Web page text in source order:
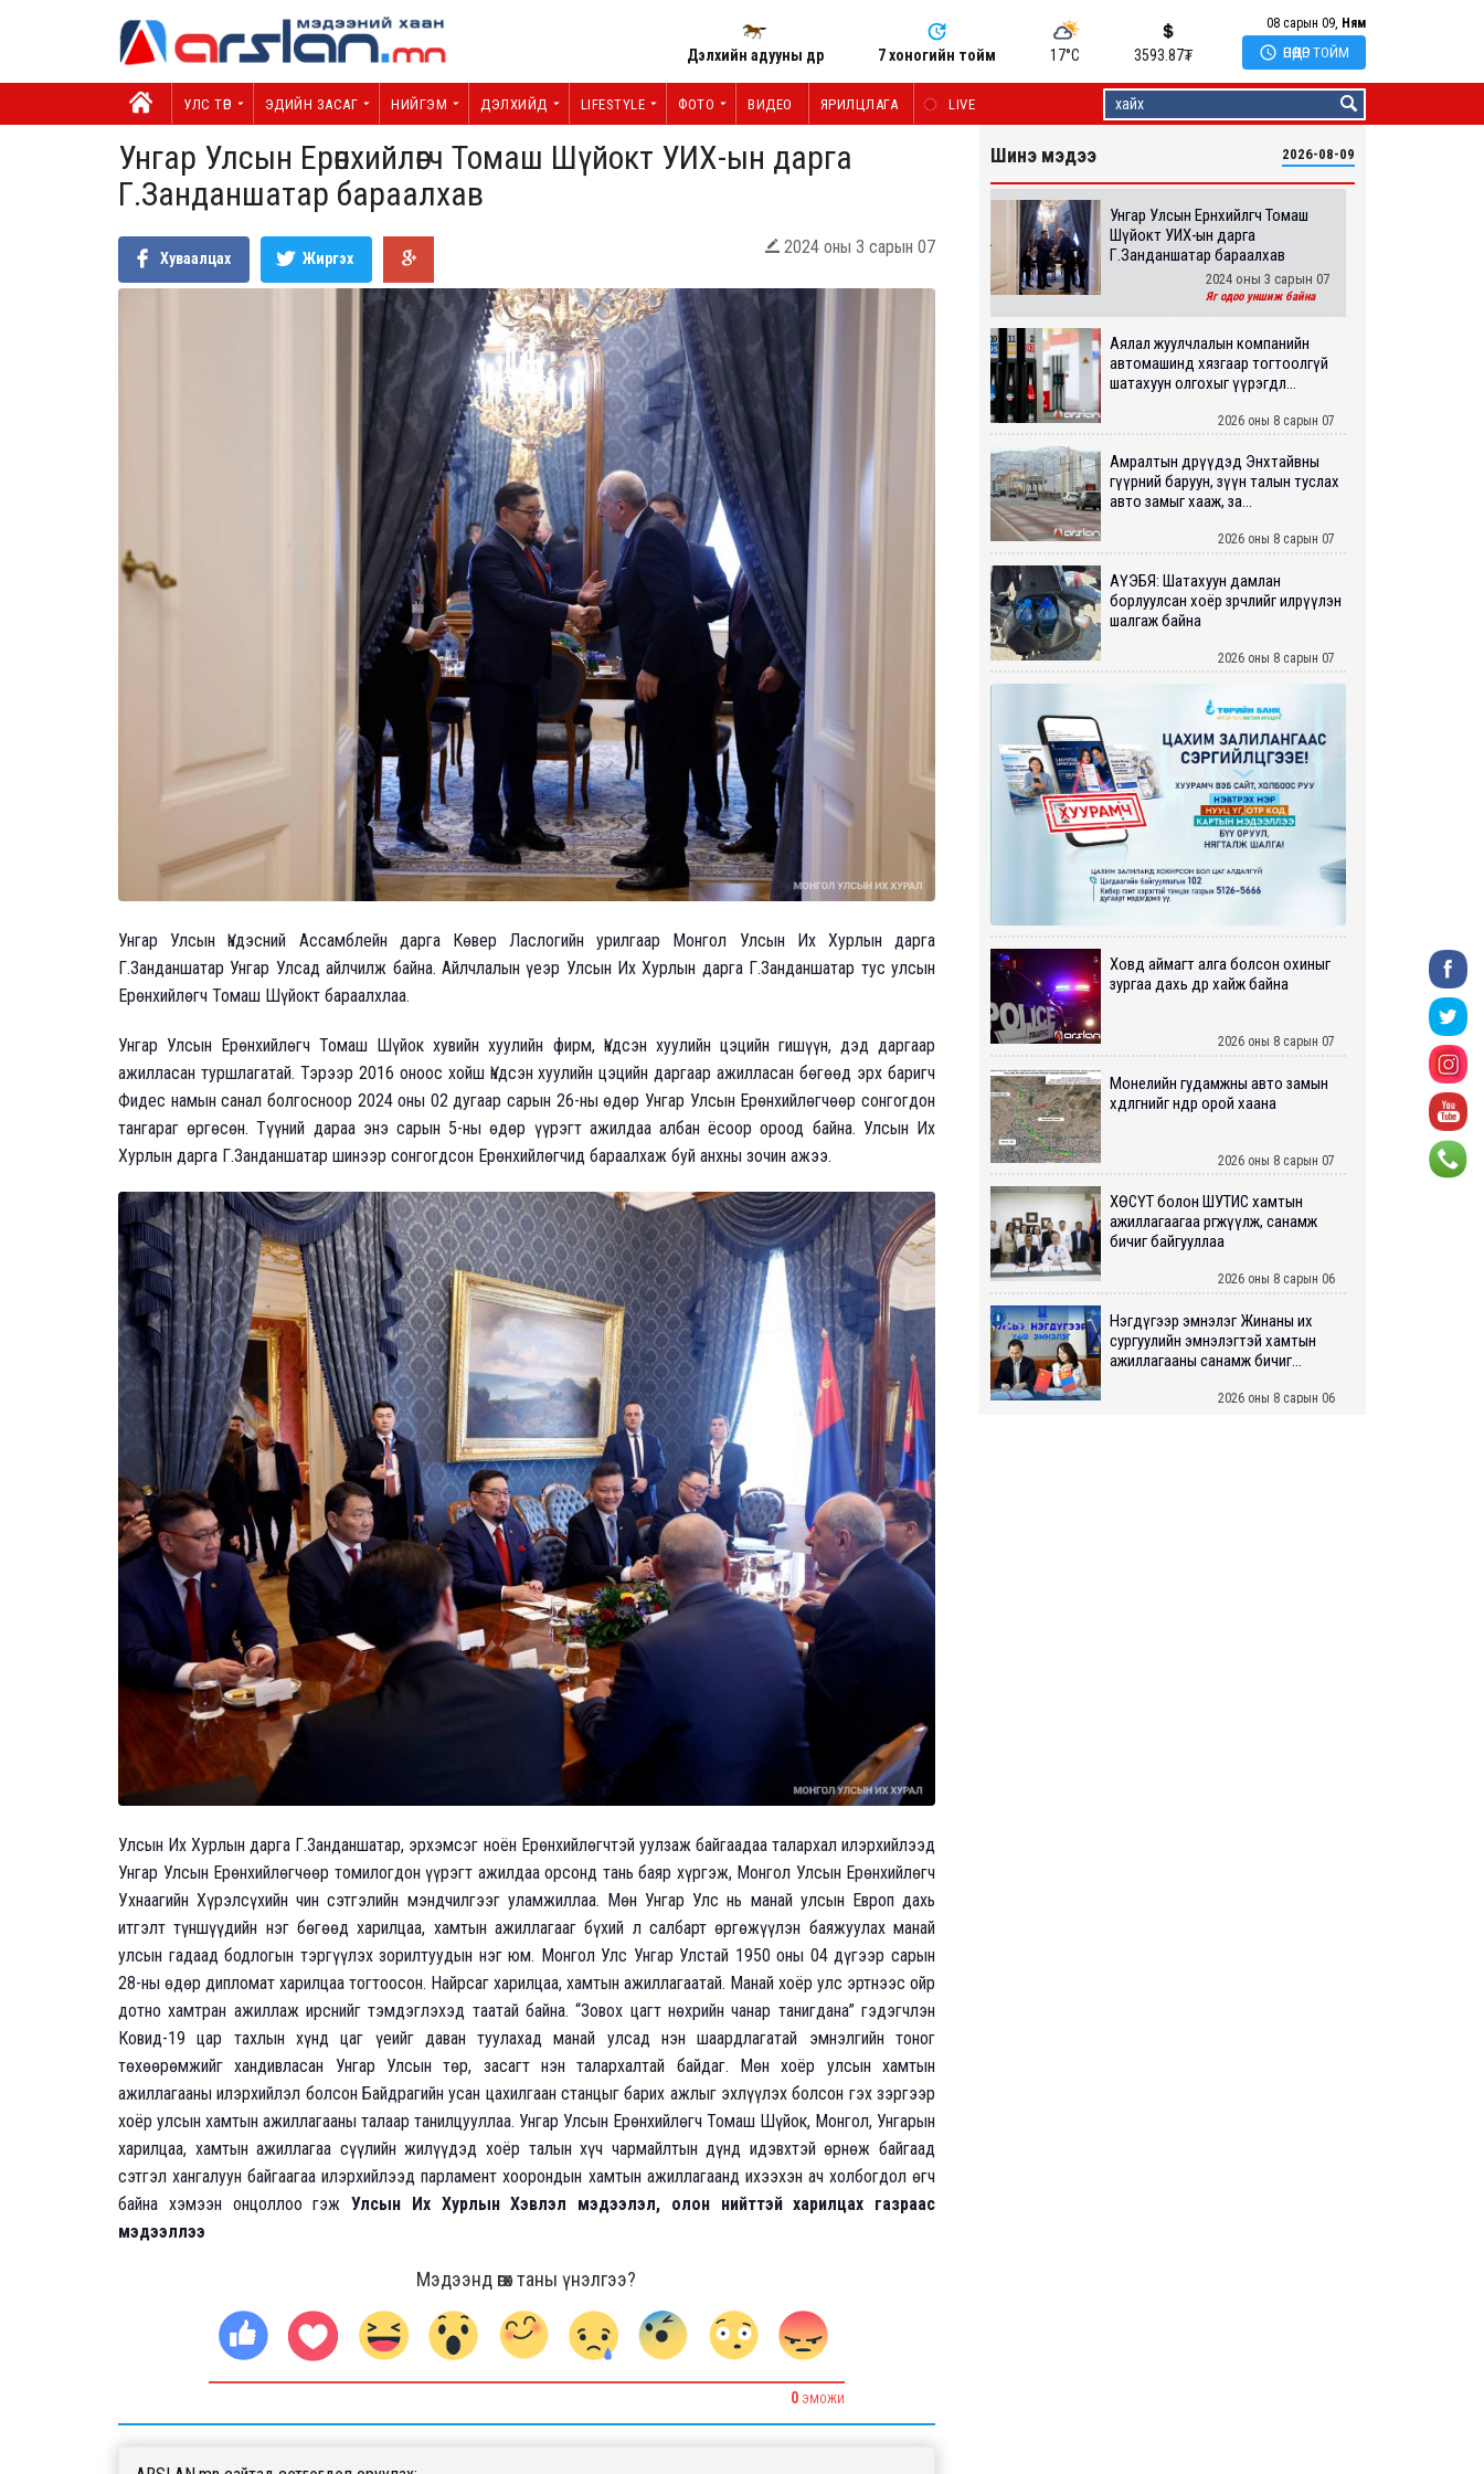
Дэлхийн адууны өдөр 7 хоногийн тойм 17°C 3593.87₮
08 сарын 09, Ням
 ӨНӨӨДӨР ТОЙМ
УЛС ТӨР ЭДИЙН ЗАСАГ НИЙГЭМ ДЭЛХИЙД LIFESTYLE ФОТО ВИДЕО ЯРИЛЦЛАГА LIVE
Унгар Улсын Ерөнхийлөгч Томаш Шүйокт УИХ-ын дарга
Г.Занданшатар бараалхав
Хуваалцах Жиргэх
 2024 оны 3 сарын 07
Унгар Улсын Үндэсний Ассамблейн дарга Көвер Ласлогийн урилгаар Монгол Улсын Их Хурлын дарга
Г.Занданшатар Унгар Улсад айлчилж байна. Айлчлалын үеэр Улсын Их Хурлын дарга Г.Занданшатар тус улсын
Ерөнхийлөгч Томаш Шүйокт бараалхлаа.
Унгар Улсын Ерөнхийлөгч Томаш Шүйок хувийн хуулийн фирм, Үндсэн хуулийн цэцийн гишүүн, дэд даргаар
ажилласан туршлагатай. Тэрээр 2016 оноос хойш Үндсэн хуулийн цэцийн даргаар ажилласан бөгөөд эрх баригч
Фидес намын санал болгосноор 2024 оны 02 дугаар сарын 26-ны өдөр Унгар Улсын Ерөнхийлөгчөөр сонгогдон
тангараг өргөсөн. Түүний дараа энэ сарын 5-ны өдөр үүрэгт ажилдаа албан ёсоор ороод байна. Улсын Их
Хурлын дарга Г.Занданшатар шинээр сонгогдсон Ерөнхийлөгчид бараалхаж буй анхны зочин ажээ.
Улсын Их Хурлын дарга Г.Занданшатар, эрхэмсэг ноён Ерөнхийлөгчтэй уулзаж байгаадаа талархал илэрхийлээд
Унгар Улсын Ерөнхийлөгчөөр томилогдон үүрэгт ажилдаа орсонд тань баяр хүргэж, Монгол Улсын Ерөнхийлөгч
Ухнаагийн Хүрэлсүхийн чин сэтгэлийн мэндчилгээг уламжиллаа. Мөн Унгар Улс нь манай улсын Европ дахь
итгэлт түншүүдийн нэг бөгөөд харилцаа, хамтын ажиллагааг бүхий л салбарт өргөжүүлэн баяжуулах манай
улсын гадаад бодлогын тэргүүлэх зорилтуудын нэг юм. Монгол Улс Унгар Улстай 1950 оны 04 дүгээр сарын
28-ны өдөр дипломат харилцаа тогтоосон. Найрсаг харилцаа, хамтын ажиллагаатай. Манай хоёр улс эртнээс ойр
дотно хамтран ажиллаж ирснийг тэмдэглэхэд таатай байна. “Зовох цагт нөхрийн чанар танигдана” гэдэгчлэн
Ковид-19 цар тахлын хүнд цаг үеийг даван туулахад манай улсад нэн шаардлагатай эмнэлгийн тоног
төхөөрөмжийг хандивласан Унгар Улсын төр, засагт нэн талархалтай байдаг. Мөн хоёр улсын хамтын
ажиллагааны илэрхийлэл болсон Байдрагийн усан цахилгаан станцыг барих ажлыг эхлүүлэх болсон гэх зэргээр
хоёр улсын хамтын ажиллагааны талаар танилцууллаа. Унгар Улсын Ерөнхийлөгч Томаш Шүйок, Монгол, Унгарын
харилцаа, хамтын ажиллагаа сүүлийн жилүүдэд хоёр талын хүч чармайлтын дүнд идэвхтэй өрнөж байгаад
сэтгэл хангалуун байгаагаа илэрхийлээд парламент хоорондын хамтын ажиллагаанд ихээхэн ач холбогдол өгч
байна хэмээн онцоллоо гэж Улсын Их Хурлын Хэвлэл мэдээлэл, олон нийттэй харилцах газраас
мэдээллээ
Мэдээнд өгөх таны үнэлгээ?
0 ЭМОЖИ
Шинэ мэдээ 2026-08-09
Унгар Улсын Ерөнхийлөгч Томаш
Шүйокт УИХ-ын дарга
Г.Занданшатар бараалхав
2024 оны 3 сарын 07
Яг одоо уншиж байна
Аялал жуулчлалын компанийн
автомашинд хязгаар тогтоолгүй
шатахуун олгохыг үүрэгдл...
2026 оны 8 сарын 07
Амралтын өдрүүдэд Энхтайвны
гүүрний баруун, зүүн талын туслах
авто замыг хааж, за...
2026 оны 8 сарын 07
АҮЭБЯ: Шатахуун дамлан
борлуулсан хоёр зөрчлийг илрүүлэн
шалгаж байна
2026 оны 8 сарын 07
Ховд аймагт алга болсон охиныг
зургаа дахь өдрөө хайж байна
2026 оны 8 сарын 07
Монелийн гудамжны авто замын
хөдөлгөөнийг өнөөдөр орой хаана
2026 оны 8 сарын 07
ХӨСҮТ болон ШУТИС хамтын
ажиллагаагаа өргөжүүлж, санамж
бичиг байгууллаа
2026 оны 8 сарын 06
Нэгдүгээр эмнэлэг Жинаны их
сургуулийн эмнэлэгтэй хамтын
ажиллагааны санамж бичиг...
2026 оны 8 сарын 06